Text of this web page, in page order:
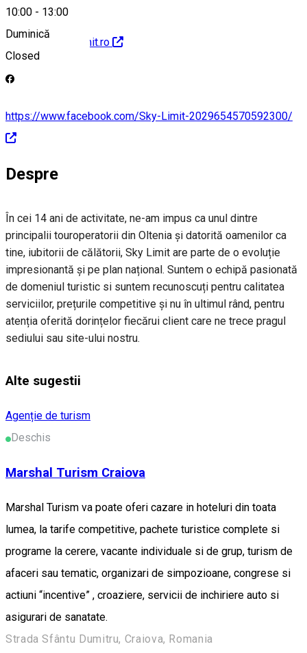
10:00 - 13:00
Duminică
Closed
http://www.skylimit.ro
https://www.facebook.com/Sky-Limit-2029654570592300/
Despre
În cei 14 ani de activitate, ne-am impus ca unul dintre
principalii touroperatorii din Oltenia și datorită oamenilor ca
tine, iubitorii de călătorii, Sky Limit are parte de o evoluție
impresionantă și pe plan național. Suntem o echipă pasionată
de domeniul turistic si suntem recunoscuți pentru calitatea
serviciilor, prețurile competitive și nu în ultimul rând, pentru
atenția oferită dorințelor fiecărui client care ne trece pragul
sediului sau site-ului nostru.
Alte sugestii
Agenție de turism
Deschis
Marshal Turism Craiova
Marshal Turism va poate oferi cazare in hoteluri din toata
lumea, la tarife competitive, pachete turistice complete si
programe la cerere, vacante individuale si de grup, turism de
afaceri sau tematic, organizari de simpozioane, congrese si
actiuni “incentive” , croaziere, servicii de inchiriere auto si
asigurari de sanatate.
Strada Sfântu Dumitru, Craiova, Romania